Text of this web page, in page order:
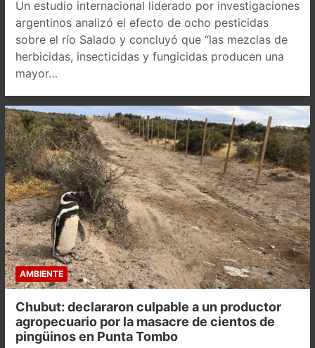
Un estudio internacional liderado por investigaciones
argentinos analizó el efecto de ocho pesticidas
sobre el río Salado y concluyó que “las mezclas de
herbicidas, insecticidas y fungicidas producen una
mayor…
AMBIENTE
Chubut: declararon culpable a un productor
agropecuario por la masacre de cientos de
pingüinos en Punta Tombo